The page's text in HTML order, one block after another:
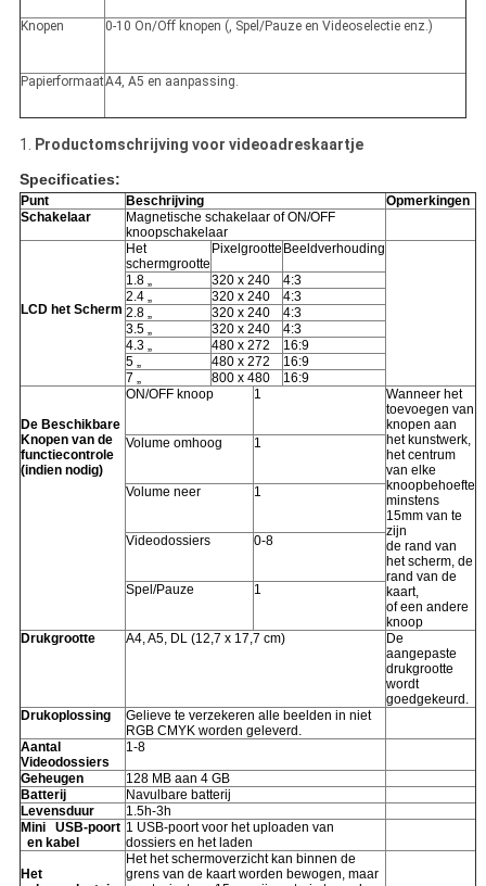
Knopen 0-10 On/Off knopen (, Spel/Pauze en Videoselectie enz.)
PapierformaatA4, A5 en aanpassing.
1. Productomschrijving voor videoadreskaartje
Specificaties:
Punt Beschrijving
Opmerkingen
Schakelaar
Magnetische schakelaar of ON/OFF
knoopschakelaar
LCD het Scherm
Het
schermgrootte
Pixelgrootte Beeldverhouding
1.8 „ 320 x 240
4:3
2.4 „
320 x 240
4:3
2.8 „
320 x 240
4:3
3.5 „
320 x 240
4:3
4.3 „
480 x 272
16:9
5 „
480 x 272
16:9
7 „
800 x 480 16:9
De Beschikbare
Knopen van de
functiecontrole
(indien nodig)
ON/OFF knoop 1
Wanneer het
toevoegen van
knopen aan
het kunstwerk,
het centrum
van elke
knoopbehoefte
minstens
15mm van te
zijn
de rand van
het scherm, de
rand van de
kaart,
of een andere
knoop
Volume omhoog 1
Volume neer 1
Videodossiers 0-8
Spel/Pauze 1
Drukgrootte A4, A5, DL (12,7 x 17,7 cm)
De
aangepaste
drukgrootte
wordt
goedgekeurd.
Drukoplossing
Gelieve te verzekeren alle beelden in niet
RGB CMYK worden geleverd.
Aantal
Videodossiers
1-8
Geheugen
128 MB aan 4 GB
Batterij
Navulbare batterij
Levensduur
1.5h-3h
Mini USB-poort
en kabel
1 USB-poort voor het uploaden van
dossiers en het laden
Het
Het het schermoverzicht kan binnen de
grens van de kaart worden bewogen, maar